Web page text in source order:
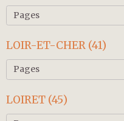
LOIR-ET-CHER (41)
LOIRET (45)